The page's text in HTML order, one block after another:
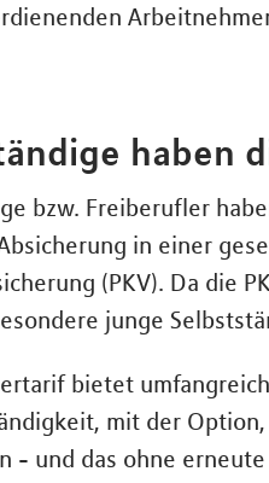
haben
bzw. Freiberufler
in einer
(PKV). Da die
junge
bietet
mit der
- und das ohne